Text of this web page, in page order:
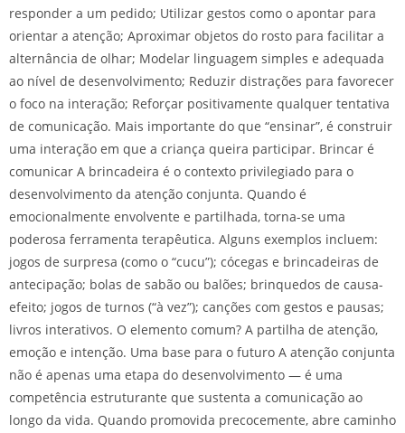
responder a um pedido; Utilizar gestos como o apontar para
orientar a atenção; Aproximar objetos do rosto para facilitar a
alternância de olhar; Modelar linguagem simples e adequada
ao nível de desenvolvimento; Reduzir distrações para favorecer
o foco na interação; Reforçar positivamente qualquer tentativa
de comunicação. Mais importante do que “ensinar”, é construir
uma interação em que a criança queira participar. Brincar é
comunicar A brincadeira é o contexto privilegiado para o
desenvolvimento da atenção conjunta. Quando é
emocionalmente envolvente e partilhada, torna-se uma
poderosa ferramenta terapêutica. Alguns exemplos incluem:
jogos de surpresa (como o “cucu”); cócegas e brincadeiras de
antecipação; bolas de sabão ou balões; brinquedos de causa-
efeito; jogos de turnos (“à vez”); canções com gestos e pausas;
livros interativos. O elemento comum? A partilha de atenção,
emoção e intenção. Uma base para o futuro A atenção conjunta
não é apenas uma etapa do desenvolvimento — é uma
competência estruturante que sustenta a comunicação ao
longo da vida. Quando promovida precocemente, abre caminho